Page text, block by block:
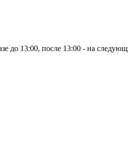
до 13:00, после 13:00 - на